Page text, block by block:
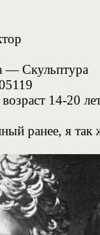
— Скульптура
14-20
ранее, я так